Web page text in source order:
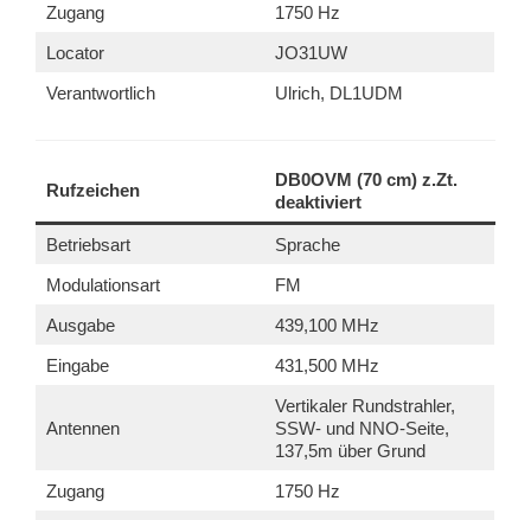
Zugang
1750 Hz
Locator
JO31UW
Verantwortlich
Ulrich, DL1UDM
Rufzeichen
DB0OVM (70 cm) z.Zt.
deaktiviert
Betriebsart
Sprache
Modulationsart
FM
Ausgabe
439,100 MHz
Eingabe
431,500 MHz
Antennen
Vertikaler Rundstrahler,
SSW- und NNO-Seite,
137,5m über Grund
Zugang
1750 Hz